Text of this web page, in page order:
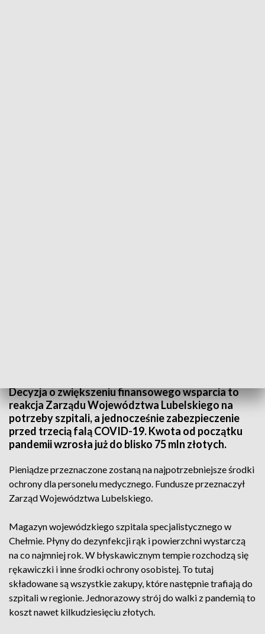
Decyzja o zwiększeniu finansowego wsparcia to
reakcja Zarządu Województwa Lubelskiego na
potrzeby szpitali, a jednocześnie zabezpieczenie
przed trzecią falą COVID-19. Kwota od początku
pandemii wzrosła już do blisko 75 mln złotych.
Pieniądze przeznaczone zostaną na najpotrzebniejsze środki
ochrony dla personelu medycznego. Fundusze przeznaczył
Zarząd Województwa Lubelskiego.
Magazyn wojewódzkiego szpitala specjalistycznego w
Chełmie. Płyny do dezynfekcji rąk i powierzchni wystarczą
na co najmniej rok. W błyskawicznym tempie rozchodzą się
rękawiczki i inne środki ochrony osobistej. To tutaj
składowane są wszystkie zakupy, które następnie trafiają do
szpitali w regionie. Jednorazowy strój do walki z pandemią to
koszt nawet kilkudziesięciu złotych.